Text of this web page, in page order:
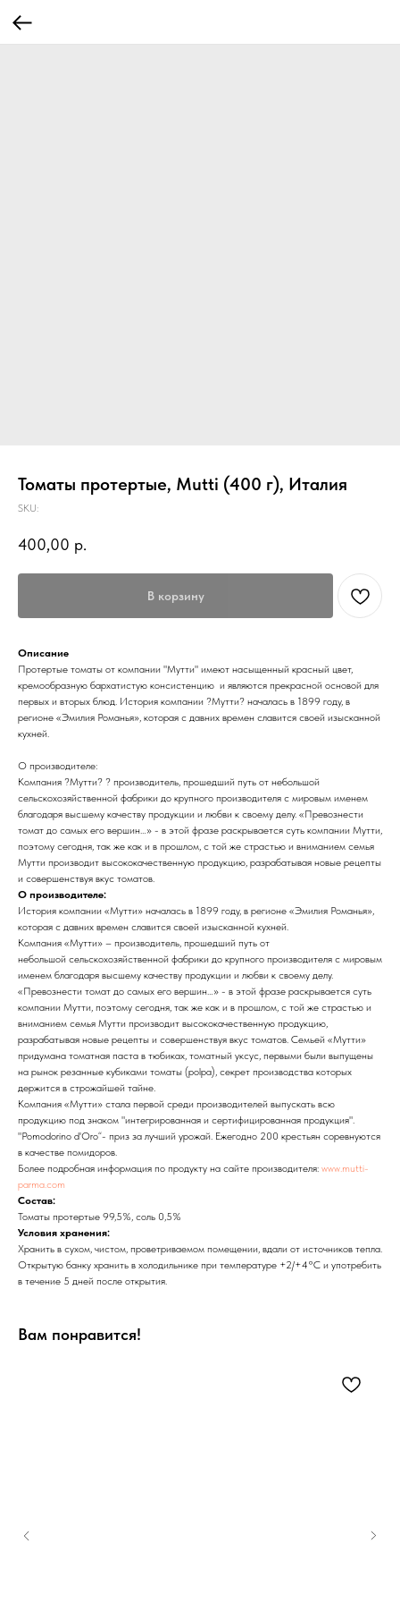
Томаты протертые, Mutti (400 г), Италия
SKU:
400,00 р.
В корзину
Описание
Протертые томаты от компании "Мутти" имеют насыщенный красный цвет,
кремообразную бархатистую консистенцию и являются прекрасной основой для
первых и вторых блюд. История компании ?Мутти? началась в 1899 году, в
регионе «Эмилия Романья», которая с давних времен славится своей изысканной
кухней.
О производителе:
Компания ?Мутти? ? производитель, прошедший путь от небольшой
сельскохозяйственной фабрики до крупного производителя с мировым именем
благодаря высшему качеству продукции и любви к своему делу. «Превознести
томат до самых его вершин…» - в этой фразе раскрывается суть компании Мутти,
поэтому сегодня, так же как и в прошлом, с той же страстью и вниманием семья
Мутти производит высококачественную продукцию, разрабатывая новые рецепты
и совершенствуя вкус томатов.
О производителе:
История компании «Мутти» началась в 1899 году, в регионе «Эмилия Романья»,
которая с давних времен славится своей изысканной кухней.
Компания «Мутти» – производитель, прошедший путь от
небольшой сельскохозяйственной фабрики до крупного производителя с мировым
именем благодаря высшему качеству продукции и любви к своему делу.
«Превознести томат до самых его вершин…» - в этой фразе раскрывается суть
компании Мутти, поэтому сегодня, так же как и в прошлом, с той же страстью и
вниманием семья Мутти производит высококачественную продукцию,
разрабатывая новые рецепты и совершенствуя вкус томатов. Семьей «Мутти»
придумана томатная паста в тюбиках, томатный уксус, первыми были выпущены
на рынок резанные кубиками томаты (polpa), секрет производства которых
держится в строжайшей тайне.
Компания «Мутти» стала первой среди производителей выпускать всю
продукцию под знаком "интегрированная и сертифицированная продукция".
"Pomodorino d'Oro“- приз за лучший урожай. Ежегодно 200 крестьян соревнуются
в качестве помидоров.
Более подробная информация по продукту на сайте производителя: www.mutti-
parma.com
Состав:
Томаты протертые 99,5%, соль 0,5%
Условия хранения:
Хранить в сухом, чистом, проветриваемом помещении, вдали от источников тепла.
Открытую банку хранить в холодильнике при температуре +2/+4°C и употребить
в течение 5 дней после открытия.
Вам понравится!